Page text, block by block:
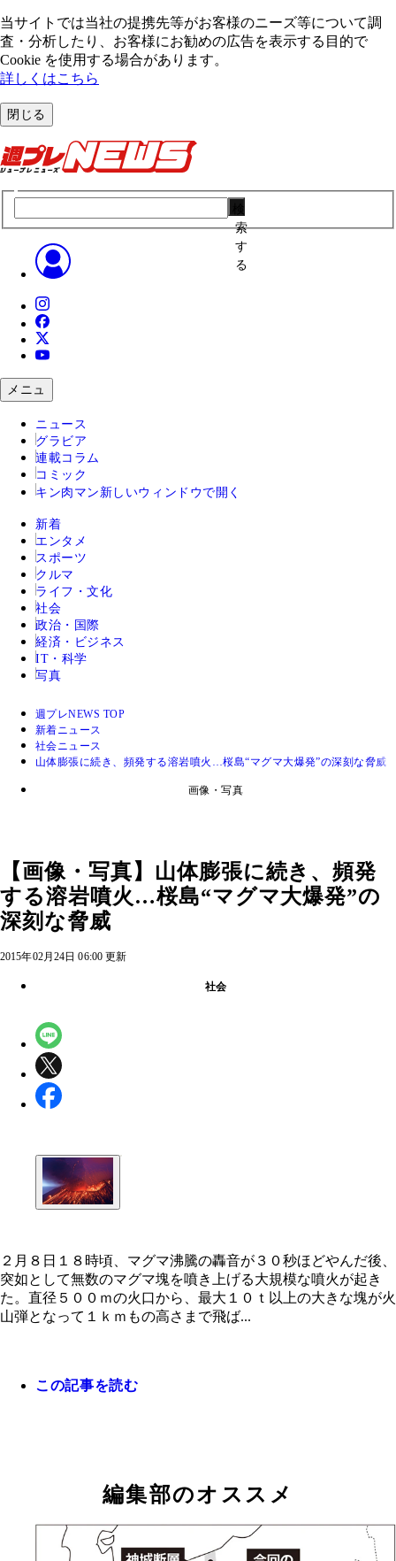
当サイトでは当社の提携先等がお客様のニーズ等について調
査・分析したり、お客様にお勧めの広告を表⽰する⽬的で
Cookie を使⽤する場合があります。
詳しくはこちら
閉じる
索
す
る
メニュ
ニュース
グラビア
連載コラム
コミック
キン肉マン 新しいウィンドウで開く
新着
エンタメ
スポーツ
クルマ
ライフ・文化
社会
政治・国際
経済・ビジネス
IT・科学
写真
週プレNEWS TOP
新着ニュース
社会ニュース
山体膨張に続き、頻発する溶岩噴火…桜島“マグマ大爆発”の深刻な脅威
画像・写真
【画像・写真】山体膨張に続き、頻発
する溶岩噴火…桜島“マグマ大爆発”の
深刻な脅威
2015年02月24日 06:00 更新
社会
２月８日１８時頃、マグマ沸騰の轟音が３０秒ほ
だ後、突如として無数のマグマ塊を噴き上げる大
噴火が起きた。直径５００ｍの火口から、最大１
２月８日１８時頃、マグマ沸騰の轟音が３０秒ほどやんだ後、
突如として無数のマグマ塊を噴き上げる大規模な噴火が起き
た。直径５００ｍの火口から、最大１０ｔ以上の大きな塊が火
山弾となって１ｋｍもの高さまで飛ば...
この記事を読む
編集部のオススメ